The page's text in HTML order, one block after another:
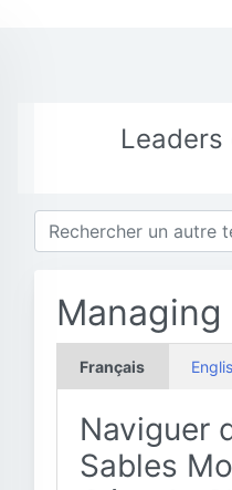
Managing
Français
Naviguer
Sables